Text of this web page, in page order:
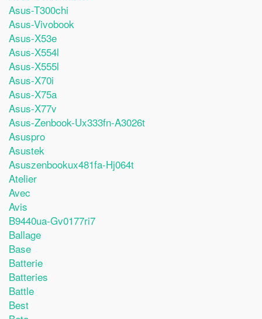
Asus-T300chi
Asus-Vivobook
Asus-X53e
Asus-X554l
Asus-X555l
Asus-X70i
Asus-X75a
Asus-X77v
Asus-Zenbook-Ux333fn-A3026t
Asuspro
Asustek
Asuszenbookux481fa-Hj064t
Atelier
Avec
Avis
B9440ua-Gv0177ri7
Ballage
Base
Batterie
Batteries
Battle
Best